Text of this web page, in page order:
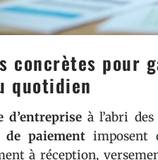
concrètes pour
quotidien
d’entrepriseà l’abri des
de paiementimposent
à réception,